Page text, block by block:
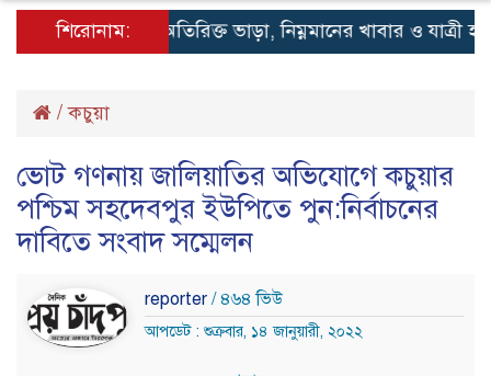
শিরোনাম:
লঞ্চে অতিরিক্ত ভাড়া, নিম্নমানের খাবার ও যাত্রী
/কচুয়া
ভোট গণনায় জালিয়াতির অভিযোগে কচুয়ার
পশ্চিম সহদেবপুর ইউপিতে পুন:নির্বাচনের
দাবিতে সংবাদ সম্মেলন
reporter / ৪৬৪ ভিউ
আপডেট : শুক্রবার, ১৪ জানুয়ারী, ২০২২